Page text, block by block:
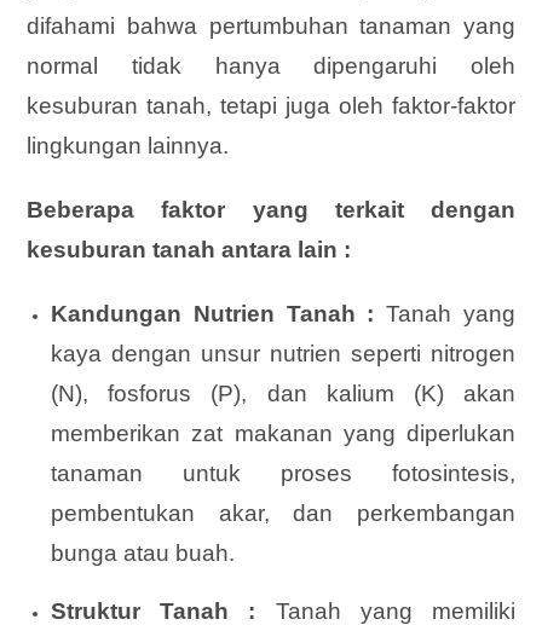
difahami bahwa pertumbuhan tanaman yang
normal tidak hanya dipengaruhi oleh
kesuburan tanah, tetapi juga oleh faktor-faktor
lingkungan lainnya.
Beberapa faktor yang terkait dengan
kesuburan tanah antara lain :
Kandungan Nutrien Tanah : Tanah yang
kaya dengan unsur nutrien seperti nitrogen
(N), fosforus (P), dan kalium (K) akan
memberikan zat makanan yang diperlukan
tanaman untuk proses fotosintesis,
pembentukan akar, dan perkembangan
bunga atau buah.
Struktur Tanah : Tanah yang memiliki